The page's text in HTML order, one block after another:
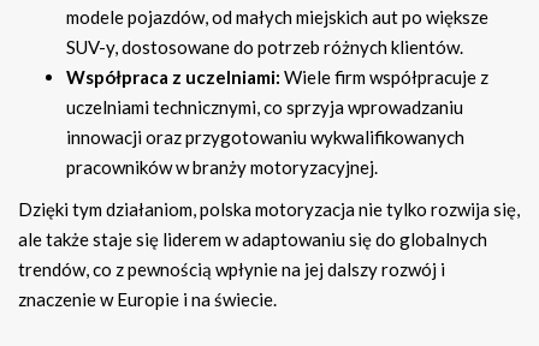
modele pojazdów, od małych miejskich aut po większe
SUV-y, dostosowane do potrzeb różnych klientów.
Współpraca z uczelniami: Wiele firm współpracuje z
uczelniami technicznymi, co sprzyja wprowadzaniu
innowacji oraz przygotowaniu wykwalifikowanych
pracowników w branży motoryzacyjnej.
Dzięki tym działaniom, polska motoryzacja nie tylko rozwija się,
ale także staje się liderem w adaptowaniu się do globalnych
trendów, co z pewnością wpłynie na jej dalszy rozwój i
znaczenie w Europie i na świecie.